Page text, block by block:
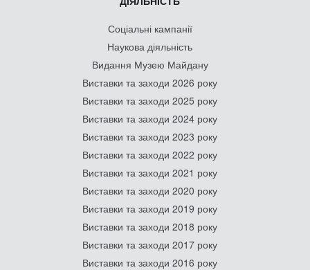
Соціальні кампанії
Наукова діяльність
Видання Музею Майдану
Виставки та заходи 2026 року
Виставки та заходи 2025 року
Виставки та заходи 2024 року
Виставки та заходи 2023 року
Виставки та заходи 2022 року
Виставки та заходи 2021 року
Виставки та заходи 2020 року
Виставки та заходи 2019 року
Виставки та заходи 2018 року
Виставки та заходи 2017 року
Виставки та заходи 2016 року